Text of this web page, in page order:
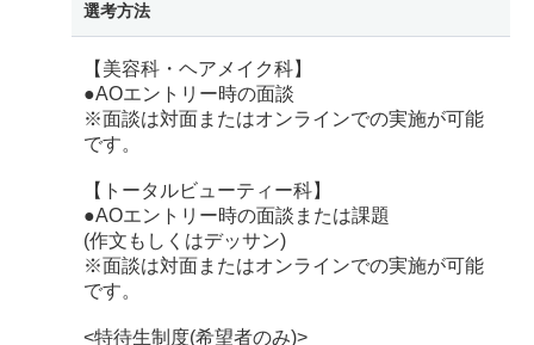
選考方法
【美容科・ヘアメイク科】
●AOエントリー時の面談
※面談は対面またはオンラインでの実施が可能
です。
【トータルビューティー科】
●AOエントリー時の面談または課題
(作文もしくはデッサン)
※面談は対面またはオンラインでの実施が可能
です。
<特待生制度(希望者のみ)>